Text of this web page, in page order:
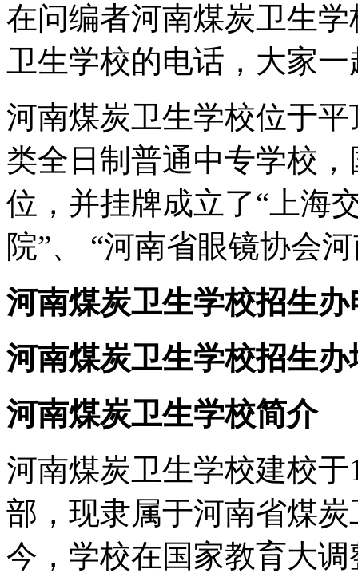
在问编者河南煤炭卫生
卫生学校的电话，大家
河南煤炭卫生学校位于
类全日制普通中专学校
位，并挂牌成立了“上海
院”、 “河南省眼镜协会
河南煤炭卫生学校招生办
河南煤炭卫生学校招生办
河南煤炭卫生学校简介
河南煤炭卫生学校建校
部，现隶属于河南省煤
今，学校在国家教育大